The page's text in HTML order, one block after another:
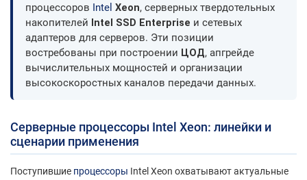
процессоров Intel Xeon, серверных твердотельных
накопителей Intel SSD Enterprise и сетевых
адаптеров для серверов. Эти позиции
востребованы при построении ЦОД, апгрейде
вычислительных мощностей и организации
высокоскоростных каналов передачи данных.
Серверные процессоры Intel Xeon: линейки и
сценарии применения
Поступившие процессоры Intel Xeon охватывают актуальные